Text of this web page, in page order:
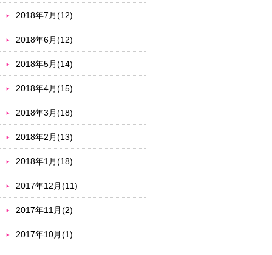
2018年7月(12)
2018年6月(12)
2018年5月(14)
2018年4月(15)
2018年3月(18)
2018年2月(13)
2018年1月(18)
2017年12月(11)
2017年11月(2)
2017年10月(1)